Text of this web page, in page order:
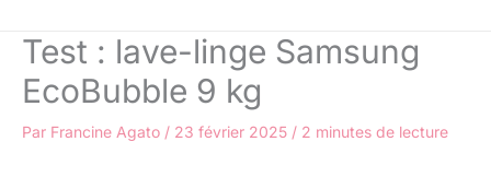
Test : lave-linge Samsung
EcoBubble 9 kg
Par Francine Agato / 23 février 2025 / 2 minutes de lecture